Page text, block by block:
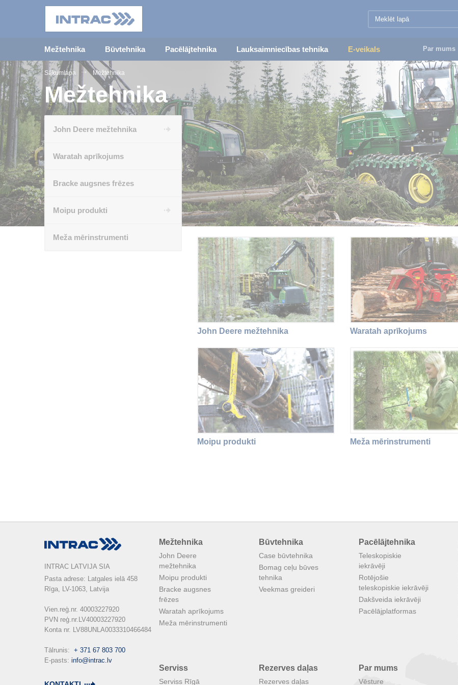
Mežtehnika Būvtehnika Pacēlājtehnika Lauksaimniecības tehnika E-veikals Par mums
Sākumlapa Mežtehnika
Mežtehnika
John Deere mežtehnika Waratah aprīkojums
Moipu produkti Meža mērinstrumenti
John Deere mežtehnika
Waratah aprīkojums
Bracke augsnes frēzes
Moipu produkti
Meža mērinstrumenti
INTRAC LATVIJA SIA
Pasta adrese: Latgales ielā 458
Rīga, LV-1063, Latvija
Vien.reģ.nr. 40003227920
PVN reģ.nr.LV40003227920
Konta nr. LV88UNLA0033310466484
Tālrunis: + 371 67 803 700
E-pasts: info@intrac.lv
Mežtehnika
John Deere
mežtehnika
Moipu produkti
Bracke augsnes
frēzes
Waratah aprīkojums
Meža mērinstrumenti
Būvtehnika
Case būvtehnika
Bomag ceļu būves
tehnika
Veekmas greideri
Pacēlājtehnika
Teleskopiskie
iekrāvēji
Rotējošie
teleskopiskie iekrāvēji
Dakšveida iekrāvēji
Pacēlājplatformas
Serviss
Serviss Rīgā
Rezerves daļas
Rezerves daļas
Par mums
Vēsture